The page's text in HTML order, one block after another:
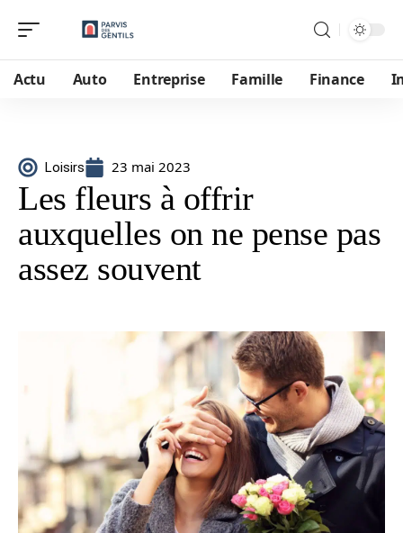
Actu Auto Entreprise Famille Finance
Loisirs 23 mai 2023
Les fleurs à offrir
auxquelles on ne pense pas
assez souvent